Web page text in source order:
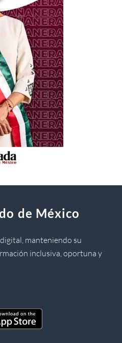
de México
manteniendo su
inclusiva, oportuna y